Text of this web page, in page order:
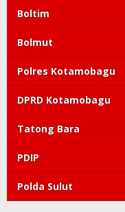
Boltim
Bolmut
Polres Kotamobagu
DPRD Kotamobagu
Tatong Bara
PDIP
Polda Sulut